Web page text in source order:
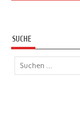
SUCHE